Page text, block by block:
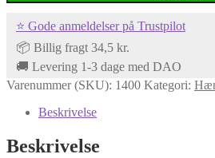
⭐ Gode anmeldelser på Trustpilot
📦 Billig fragt 34,5 kr.
🚚 Levering 1-3 dage med DAO
Varenummer (SKU): 1400 Kategori:
Beskrivelse
Beskrivelse